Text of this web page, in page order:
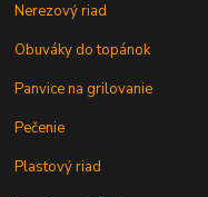
Nerezový riad
Obuváky do topánok
Panvice na grilovanie
Pečenie
Plastový riad